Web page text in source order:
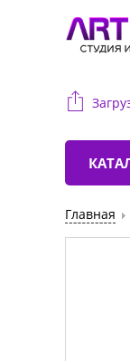
Главная